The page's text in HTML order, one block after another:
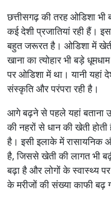
छत्तीसगढ़ की तरह ओडिशा भी
कई देशी प्रजातियां रही हैं।
बहुत जरूरत है। ओडिशा में
खाना का त्योहार भी बड़े
पर ओडिशा में था। यानी यहां
संस्कृति और परंपरा रही है।
आगे बढ़ने से पहले यहां बताना
की नहरों से धान की खेती
है। इसी इलाके में रासायनिक
है, जिससे खेती की लागत भी
बढ़ा है और लोगों के स्वास्थ्य
के मरीजों की संख्या काफी बढ़